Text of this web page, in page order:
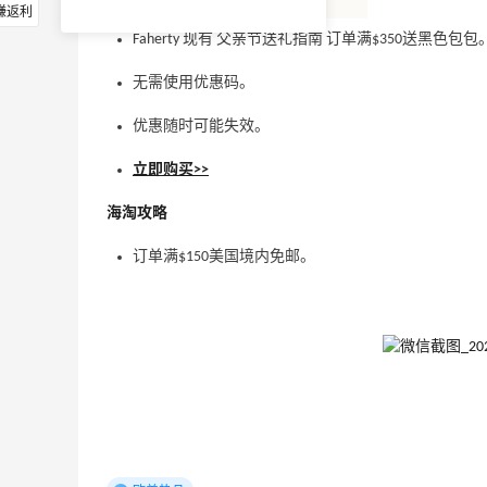
Faherty 现有 父亲节送礼指南 订单满$350送黑色包包
无需使用优惠码。
优惠随时可能失效。
立即购买>>
海淘攻略
订单满$150美国境内免邮。
返利